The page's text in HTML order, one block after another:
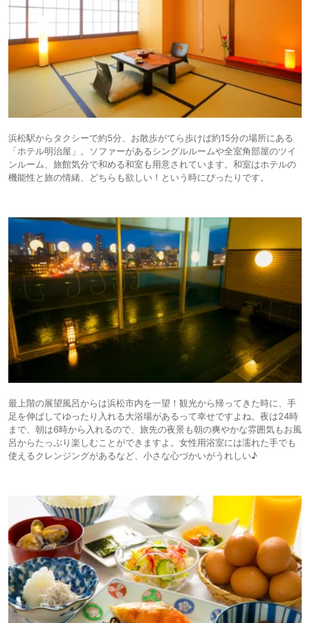
浜松駅からタクシーで約5分、お散歩がてら歩けば約15分の場所にある
「ホテル明治屋」。ソファーがあるシングルルームや全室角部屋のツイ
ンルーム、旅館気分で和める和室も用意されています。和室はホテルの
機能性と旅の情緒、どちらも欲しい！という時にぴったりです。
最上階の展望風呂からは浜松市内を一望！観光から帰ってきた時に、手
足を伸ばしてゆったり入れる大浴場があるって幸せですよね。夜は24時
まで、朝は6時から入れるので、旅先の夜景も朝の爽やかな雰囲気もお風
呂からたっぷり楽しむことができますよ。女性用浴室には濡れた手でも
使えるクレンジングがあるなど、小さな心づかいがうれしい♪